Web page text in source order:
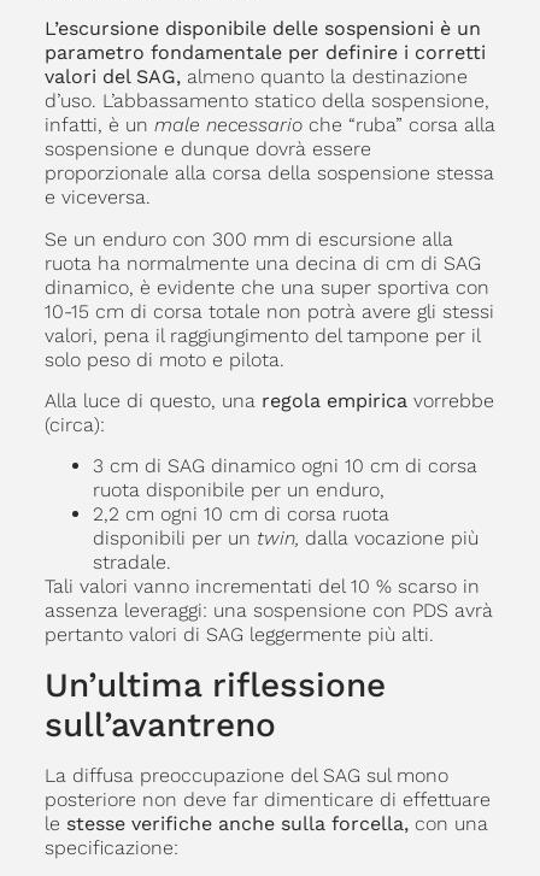
L’escursione disponibile delle sospensioni è un
parametro fondamentale per definire i corretti
valori del SAG,almeno quanto la destinazione
d’uso. L’abbassamento statico della sospensione,
infatti, è un male necessarioche “ruba” corsa alla
sospensione e dunque dovrà essere
proporzionale alla corsa della sospensione stessa
e viceversa.
Se un enduro con 300 mm di escursione alla
ruota ha normalmente una decina di cm di SAG
dinamico, è evidente che una super sportiva con
10-15 cm di corsa totale non potrà avere gli stessi
valori, pena il raggiungimento del tampone per il
solo peso di moto e pilota.
Alla luce di questo, una regola empiricavorrebbe
(circa):
3 cm di SAG dinamico ogni 10 cm di corsa
ruota disponibile per un enduro,
2,2 cm ogni 10 cm di corsa ruota
disponibili per un twin, dalla vocazione più
stradale.
Tali valori vanno incrementati del 10 % scarso in
assenza leveraggi: una sospensione con PDS avrà
pertanto valori di SAG leggermente più alti.
Un’ultima riflessione
sull’avantreno
La diffusa preoccupazione del SAG sul mono
posteriore non deve far dimenticare di effettuare
le stesse verifiche anche sulla forcella, con una
specificazione: